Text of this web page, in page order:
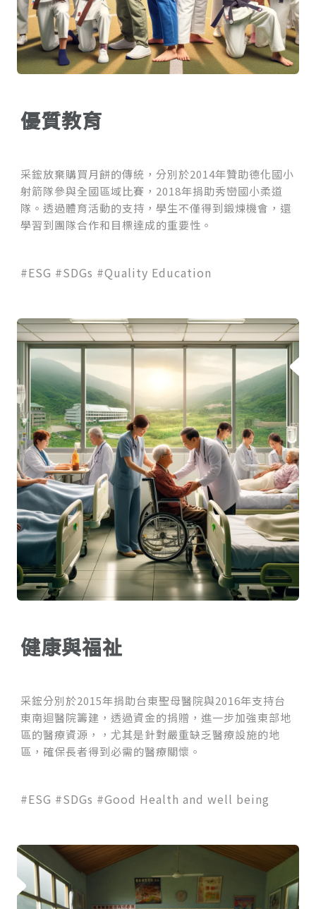
優質教育
采鋐放棄購買月餅的傳統，分別於2014年贊助德化國小
射箭隊參與全國區域比賽，2018年捐助秀巒國小柔道
隊。透過體育活動的支持，學生不僅得到鍛煉機會，還
學習到團隊合作和目標達成的重要性。
#ESG #SDGs #Quality Education
健康與福祉
采鋐分別於2015年捐助台東聖母醫院與2016年支持台
東南迴醫院籌建，透過資金的捐贈，進一步加強東部地
區的醫療資源，，尤其是針對嚴重缺乏醫療設施的地
區，確保長者得到必需的醫療關懷。
#ESG #SDGs #Good Health and well being